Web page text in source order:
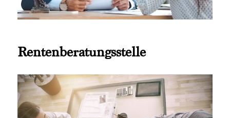
Rentenberatungsstelle